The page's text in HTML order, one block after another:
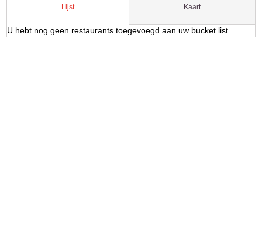
Lijst Kaart
U hebt nog geen restaurants toegevoegd aan uw bucket list.